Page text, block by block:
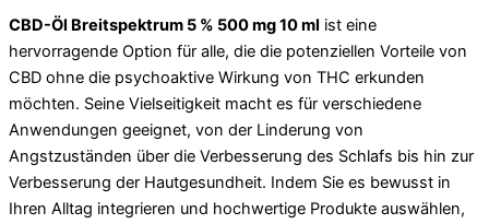
CBD-Öl Breitspektrum 5 % 500 mg 10 ml ist eine
hervorragende Option für alle, die die potenziellen Vorteile von
CBD ohne die psychoaktive Wirkung von THC erkunden
möchten. Seine Vielseitigkeit macht es für verschiedene
Anwendungen geeignet, von der Linderung von
Angstzuständen über die Verbesserung des Schlafs bis hin zur
Verbesserung der Hautgesundheit. Indem Sie es bewusst in
Ihren Alltag integrieren und hochwertige Produkte auswählen,